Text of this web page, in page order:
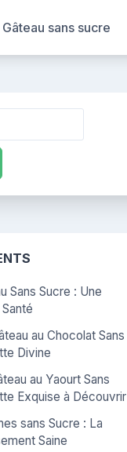
Gâteau sans sucre
Sans Sucre : Une
au Chocolat Sans
Divine
au Yaourt Sans
Exquise à Découvrir
sans Sucre : La
Saine